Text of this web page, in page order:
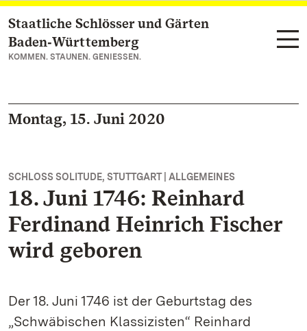
Zum Hauptinhalt springen
Staatliche Schlösser und Gärten
Baden‑Württemberg
KOMMEN. STAUNEN. GENIESSEN.
Montag, 15. Juni 2020
SCHLOSS SOLITUDE, STUTTGART | ALLGEMEINES
18. Juni 1746: Reinhard
Ferdinand Heinrich Fischer
wird geboren
Der 18. Juni 1746 ist der Geburtstag des
„Schwäbischen Klassizisten“ Reinhard